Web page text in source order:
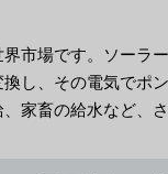
市場です。ソーラ
し、その電気でポ
家畜の給水など、